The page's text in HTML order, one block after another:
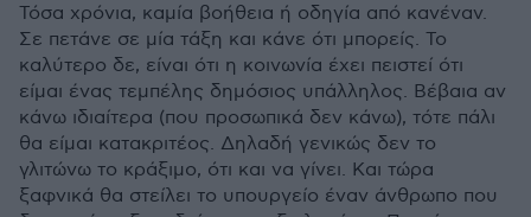
Τόσα χρόνια, καμία βοήθεια ή οδηγία από κανέναν.
Σε πετάνε σε μία τάξη και κάνε ότι μπορείς. Το
καλύτερο δε, είναι ότι η κοινωνία έχει πειστεί ότι
είμαι ένας τεμπέλης δημόσιος υπάλληλος. Βέβαια αν
κάνω ιδιαίτερα (που προσωπικά δεν κάνω), τότε πάλι
θα είμαι κατακριτέος. Δηλαδή γενικώς δεν το
γλιτώνω το κράξιμο, ότι και να γίνει. Και τώρα
ξαφνικά θα στείλει το υπουργείο έναν άνθρωπο που